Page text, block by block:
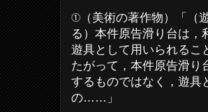
①（美術の著作物）「（
る）本件原告滑り台は，
遊具として用いられるこ
たがって，本件原告滑り
するものではなく，遊具
の……」